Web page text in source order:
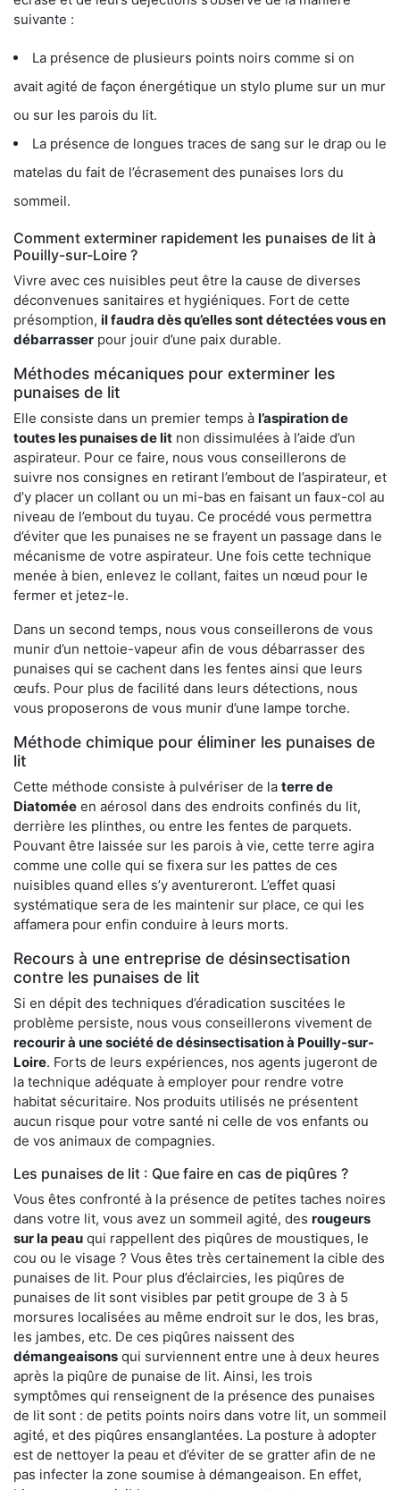
suivante :
La présence de plusieurs points noirs comme si on
avait agité de façon énergétique un stylo plume sur un mur
ou sur les parois du lit.
La présence de longues traces de sang sur le drap ou le
matelas du fait de l’écrasement des punaises lors du
sommeil.
Comment exterminer rapidement les punaises de lit à
Pouilly-sur-Loire ?
Vivre avec ces nuisibles peut être la cause de diverses
déconvenues sanitaires et hygiéniques. Fort de cette
présomption, il faudra dès qu’elles sont détectées vous en
débarrasser pour jouir d’une paix durable.
Méthodes mécaniques pour exterminer les
punaises de lit
Elle consiste dans un premier temps à l’aspiration de
toutes les punaises de lit non dissimulées à l’aide d’un
aspirateur. Pour ce faire, nous vous conseillerons de
suivre nos consignes en retirant l’embout de l’aspirateur, et
d’y placer un collant ou un mi-bas en faisant un faux-col au
niveau de l’embout du tuyau. Ce procédé vous permettra
d’éviter que les punaises ne se frayent un passage dans le
mécanisme de votre aspirateur. Une fois cette technique
menée à bien, enlevez le collant, faites un nœud pour le
fermer et jetez-le.
Dans un second temps, nous vous conseillerons de vous
munir d’un nettoie-vapeur afin de vous débarrasser des
punaises qui se cachent dans les fentes ainsi que leurs
œufs. Pour plus de facilité dans leurs détections, nous
vous proposerons de vous munir d’une lampe torche.
Méthode chimique pour éliminer les punaises de
lit
Cette méthode consiste à pulvériser de la terre de
Diatomée en aérosol dans des endroits confinés du lit,
derrière les plinthes, ou entre les fentes de parquets.
Pouvant être laissée sur les parois à vie, cette terre agira
comme une colle qui se fixera sur les pattes de ces
nuisibles quand elles s’y aventureront. L’effet quasi
systématique sera de les maintenir sur place, ce qui les
affamera pour enfin conduire à leurs morts.
Recours à une entreprise de désinsectisation
contre les punaises de lit
Si en dépit des techniques d’éradication suscitées le
problème persiste, nous vous conseillerons vivement de
recourir à une société de désinsectisation à Pouilly-sur-
Loire. Forts de leurs expériences, nos agents jugeront de
la technique adéquate à employer pour rendre votre
habitat sécuritaire. Nos produits utilisés ne présentent
aucun risque pour votre santé ni celle de vos enfants ou
de vos animaux de compagnies.
Les punaises de lit : Que faire en cas de piqûres ?
Vous êtes confronté à la présence de petites taches noires
dans votre lit, vous avez un sommeil agité, des rougeurs
sur la peau qui rappellent des piqûres de moustiques, le
cou ou le visage ? Vous êtes très certainement la cible des
punaises de lit. Pour plus d’éclaircies, les piqûres de
punaises de lit sont visibles par petit groupe de 3 à 5
morsures localisées au même endroit sur le dos, les bras,
les jambes, etc. De ces piqûres naissent des
démangeaisons qui surviennent entre une à deux heures
après la piqûre de punaise de lit. Ainsi, les trois
symptômes qui renseignent de la présence des punaises
de lit sont : de petits points noirs dans votre lit, un sommeil
agité, et des piqûres ensanglantées. La posture à adopter
est de nettoyer la peau et d’éviter de se gratter afin de ne
pas infecter la zone soumise à démangeaison. En effet,